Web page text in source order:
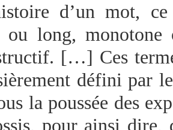
d’un mot,
ou long,
[…] Ces
défini par
la poussée des
pour ainsi dire,